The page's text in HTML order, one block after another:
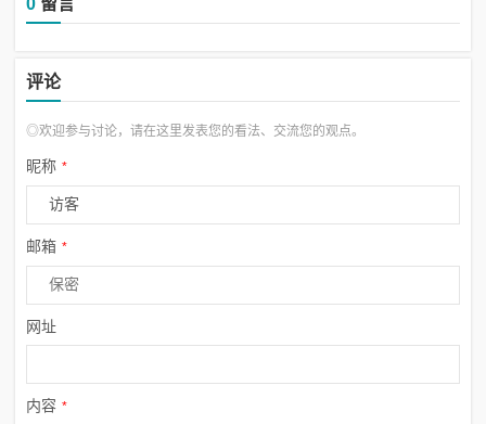
0 留言
评论
◎欢迎参与讨论，请在这里发表您的看法、交流您的观点。
昵称 *
邮箱 *
网址
内容 *